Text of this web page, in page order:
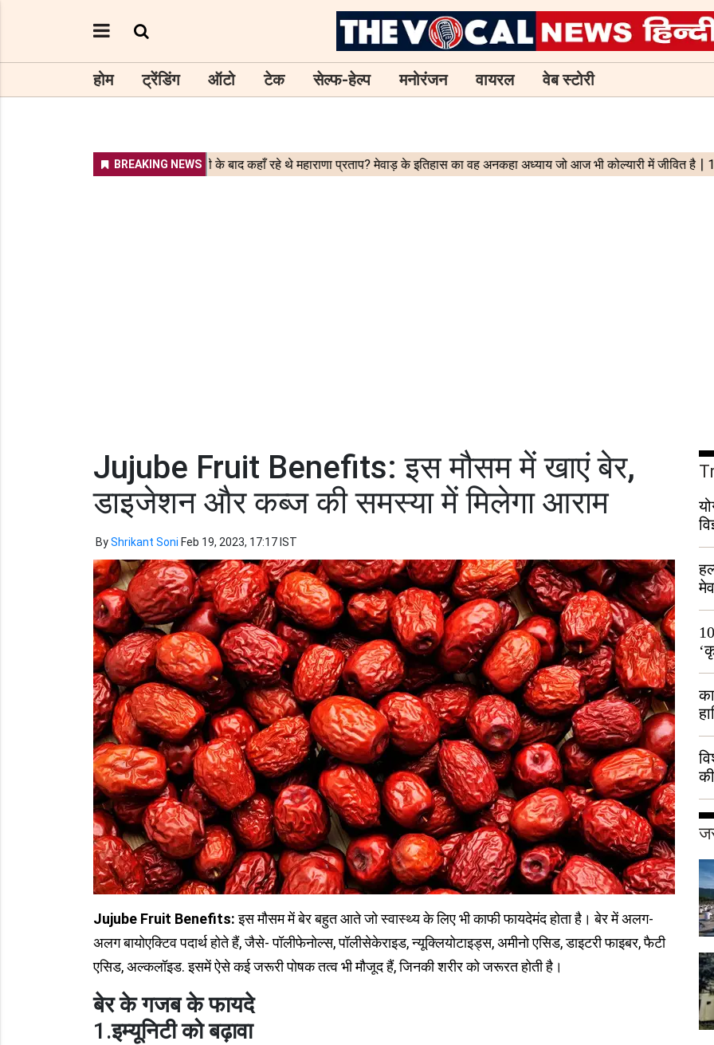
होम ट्रेंडिंग ऑटो टेक सेल्फ-हेल्प मनोरंजन वायरल वेब स्टोरी
Jujube Fruit Benefits: इस मौसम में खाएं बेर,
डाइजेशन और कब्ज की समस्या में मिलेगा आराम
ByShrikant Soni Feb 19, 2023, 17:17 IST
Jujube Fruit Benefits:इस मौसम में बेर बहुत आते जो स्वास्थ्य के लिए भी काफी फायदेमंद होता है। बेर में अलग-
अलग बायोएक्टिव पदार्थ होते हैं, जैसे- पॉलीफेनोल्स, पॉलीसेकेराइड, न्यूक्लियोटाइड्स, अमीनो एसिड, डाइटरी फाइबर, फैटी
एसिड, अल्कलॉइड. इसमें ऐसे कई जरूरी पोषक तत्व भी मौजूद हैं, जिनकी शरीर को जरूरत होती है।
बेर के गजब के फायदे
1.इम्यूनिटी को बढ़ावा
हुई